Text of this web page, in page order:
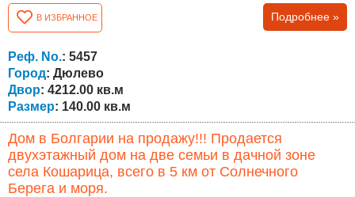
двумя кладовками на первом этаже и прихожая и три
комнаты на втором этаже. Крыша была
отремонтирована 3 года назад, были заменены окна, и
была выполнена внешняя гидроизоляция. Дом
нуждается в освежении и модернизации. Площадь двора
4212 кв.м....
В ИЗБРАННОЕ Подробнее »
Реф. No.: 5457
Город: Дюлево
Двор: 4212.00 кв.м
Размер: 140.00 кв.м
Дом в Болгарии на продажу!!! Продается
двухэтажный дом на две семьи в дачной зоне
села Кошарица, всего в 5 км от Солнечного
Берега и моря.